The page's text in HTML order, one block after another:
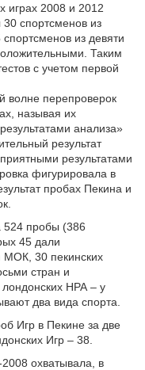
играх 2008 и 2012
30 спортсменов из
из девяти
Таким
с учетом первой
волне перепроверок
называя их
анализа»
результат
результатами
фигурировала в
пробах Пекина и
524 пробы (386
45 дали
МОК, 30 пекинских
стран и
НРА – у
два вида спорта.
Игр в Пекине за две
Игр – 38.
охватывала, в